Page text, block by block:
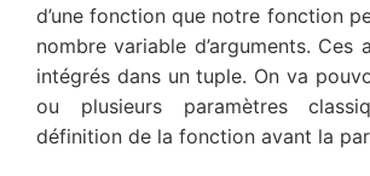
d’une fonction que notre fonction
nombre variable d’arguments. Ces
intégrés dans un tuple. On va
ou plusieurs paramètres
définition de la fonction avant la